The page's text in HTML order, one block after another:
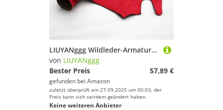
LIUYANggg Wildleder-Armaturenbrettmatte, Armaturenbrett-Pad, Teppich, passend für Mitsubishi Lancer 2008–2016, Ralliart EVO X, Galant Fortis EX
von LIUYANggg
Bester Preis
57,89 €
gefunden bei Amazon
zuletzt überprüft am 27.09.2025 um 00:03; der
Preis kann sich seitdem geändert haben.
Keine weiteren Anbieter